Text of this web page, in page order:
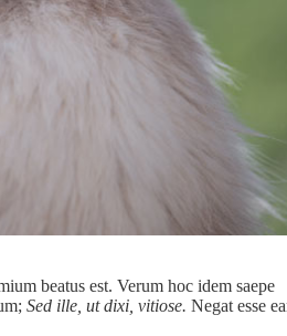
beatus est.Verum hoc idem saepe
Sed ille, ut dixi, vitiose. Negat esse